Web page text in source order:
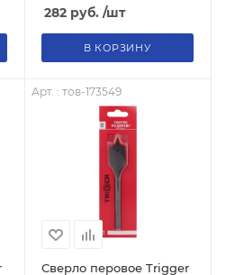
282руб. /шт
В КОРЗИНУ
Арт. : тов-173549
Сверло перовое Trigger